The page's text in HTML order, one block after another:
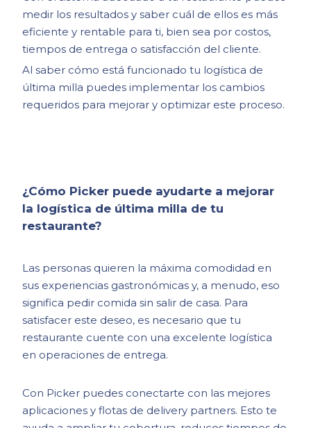
medir los resultados y saber cuál de ellos es más
eficiente y rentable para ti, bien sea por costos,
tiempos de entrega o satisfacción del cliente.
Al saber cómo está funcionado tu logística de
última milla puedes implementar los cambios
requeridos para mejorar y optimizar este proceso.
¿Cómo Picker puede ayudarte a mejorar
la logística de última milla de tu
restaurante?
Las personas quieren la máxima comodidad en
sus experiencias gastronómicas y, a menudo, eso
significa pedir comida sin salir de casa. Para
satisfacer este deseo, es necesario que tu
restaurante cuente con una excelente logística
en operaciones de entrega.
Con Picker puedes conectarte con las mejores
aplicaciones y flotas de delivery partners. Esto te